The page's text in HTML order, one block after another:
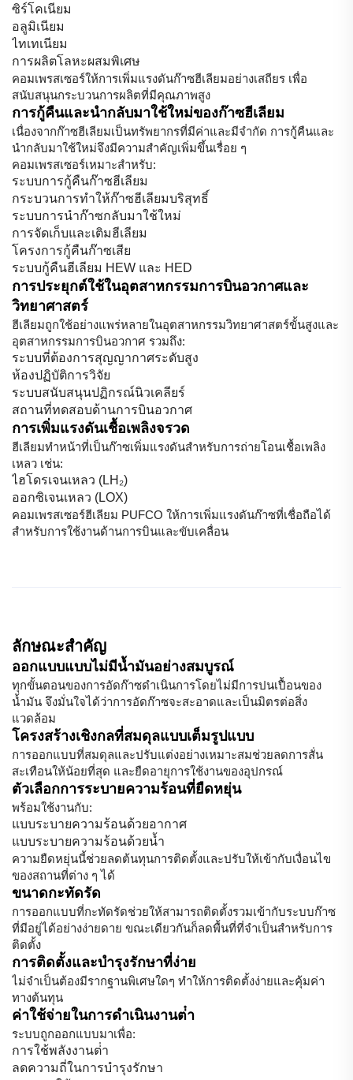
ซิร์โคเนียม
อลูมิเนียม
ไทเทเนียม
การผลิตโลหะผสมพิเศษ
คอมเพรสเซอร์ให้การเพิ่มแรงดันก๊าซฮีเลียมอย่างเสถียร เพื่อ
สนับสนุนกระบวนการผลิตที่มีคุณภาพสูง
การกู้คืนและนำกลับมาใช้ใหม่ของก๊าซฮีเลียม
เนื่องจากก๊าซฮีเลียมเป็นทรัพยากรที่มีค่าและมีจำกัด การกู้คืนและ
นำกลับมาใช้ใหม่จึงมีความสำคัญเพิ่มขึ้นเรื่อย ๆ
คอมเพรสเซอร์เหมาะสำหรับ:
ระบบการกู้คืนก๊าซฮีเลียม
กระบวนการทำให้ก๊าซฮีเลียมบริสุทธิ์
ระบบการนำก๊าซกลับมาใช้ใหม่
การจัดเก็บและเติมฮีเลียม
โครงการกู้คืนก๊าซเสีย
ระบบกู้คืนฮีเลียม HEW และ HED
การประยุกต์ใช้ในอุตสาหกรรมการบินอวกาศและ
วิทยาศาสตร์
ฮีเลียมถูกใช้อย่างแพร่หลายในอุตสาหกรรมวิทยาศาสตร์ขั้นสูงและ
อุตสาหกรรมการบินอวกาศ รวมถึง:
ระบบที่ต้องการสุญญากาศระดับสูง
ห้องปฏิบัติการวิจัย
ระบบสนับสนุนปฏิกรณ์นิวเคลียร์
สถานที่ทดสอบด้านการบินอวกาศ
การเพิ่มแรงดันเชื้อเพลิงจรวด
ฮีเลียมทำหน้าที่เป็นก๊าซเพิ่มแรงดันสำหรับการถ่ายโอนเชื้อเพลิง
เหลว เช่น:
ไฮโดรเจนเหลว (LH₂)
ออกซิเจนเหลว (LOX)
คอมเพรสเซอร์ฮีเลียม PUFCO ให้การเพิ่มแรงดันก๊าซที่เชื่อถือได้
สำหรับการใช้งานด้านการบินและขับเคลื่อน
ลักษณะสําคัญ
ออกแบบแบบไม่มีน้ำมันอย่างสมบูรณ์
ทุกขั้นตอนของการอัดก๊าซดำเนินการโดยไม่มีการปนเปื้อนของ
น้ำมัน จึงมั่นใจได้ว่าการอัดก๊าซจะสะอาดและเป็นมิตรต่อสิ่ง
แวดล้อม
โครงสร้างเชิงกลที่สมดุลแบบเต็มรูปแบบ
การออกแบบที่สมดุลและปรับแต่งอย่างเหมาะสมช่วยลดการสั่น
สะเทือนให้น้อยที่สุด และยืดอายุการใช้งานของอุปกรณ์
ตัวเลือกการระบายความร้อนที่ยืดหยุ่น
พร้อมใช้งานกับ:
แบบระบายความร้อนด้วยอากาศ
แบบระบายความร้อนด้วยน้ำ
ความยืดหยุ่นนี้ช่วยลดต้นทุนการติดตั้งและปรับให้เข้ากับเงื่อนไข
ของสถานที่ต่าง ๆ ได้
ขนาดกะทัดรัด
การออกแบบที่กะทัดรัดช่วยให้สามารถติดตั้งรวมเข้ากับระบบก๊าซ
ที่มีอยู่ได้อย่างง่ายดาย ขณะเดียวกันก็ลดพื้นที่ที่จำเป็นสำหรับการ
ติดตั้ง
การติดตั้งและบำรุงรักษาที่ง่าย
ไม่จำเป็นต้องมีรากฐานพิเศษใดๆ ทำให้การติดตั้งง่ายและคุ้มค่า
ทางต้นทุน
ค่าใช้จ่ายในการดําเนินงานต่ํา
ระบบถูกออกแบบมาเพื่อ:
การใช้พลังงานต่ํา
ลดความถี่ในการบำรุงรักษา